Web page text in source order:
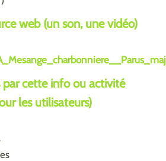
web (un son, une vidéo)
par cette info ou activité
les utilisateurs)